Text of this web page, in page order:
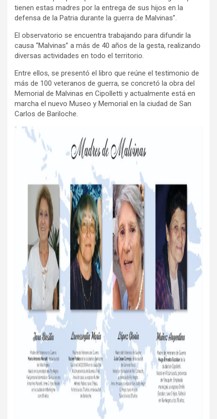
tienen estas madres por la entrega de sus hijos en la
defensa de la Patria durante la guerra de Malvinas”.
El observatorio se encuentra trabajando para difundir la
causa “Malvinas” a más de 40 años de la gesta, realizando
diversas actividades en todo el territorio.
Entre ellos, se presentó el libro que reúne el testimonio de
más de 100 veteranos de guerra, se concretó la obra del
Memorial de Malvinas en Cipolletti y actualmente está en
marcha el nuevo Museo y Memorial en la ciudad de San
Carlos de Bariloche.